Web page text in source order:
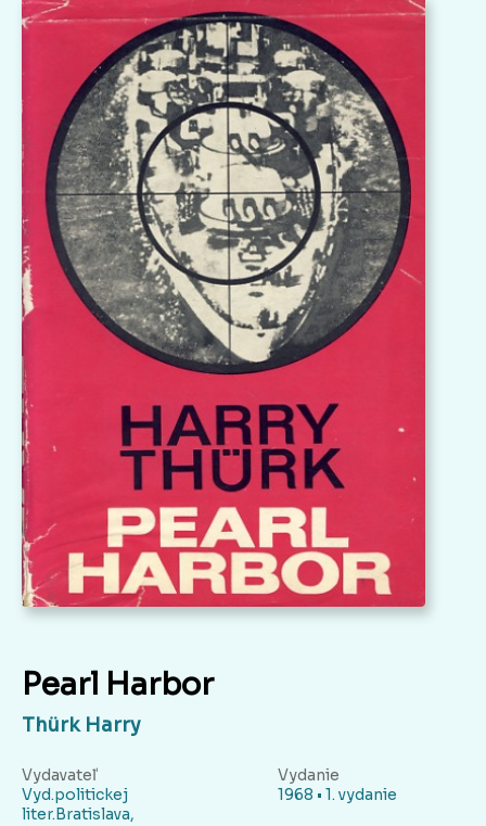
Pearl Harbor
Thürk Harry
Vydavateľ
Vyd.politickej
liter.Bratislava,
Vydanie
1968 • 1. vydanie